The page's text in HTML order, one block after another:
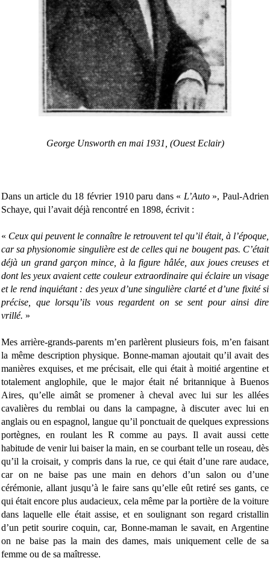
George Unsworth en mai 1931, (Ouest Eclair)
Dans un article du 18 février 1910 paru dans « L’Auto», Paul-Adrien
Schaye, qui l’avait déjà rencontré en 1898, écrivit :
« Ceux qui peuvent le connaître le retrouvent tel qu’il était, à l’époque,
car sa physionomie singulière est de celles qui ne bougent pas. C’était
déjà un grand garçon mince, à la figure hâlée, aux joues creuses et
dont les yeux avaient cette couleur extraordinaire qui éclaire un visage
et le rend inquiétant : des yeux d’une singulière clarté et d’une fixité si
précise, que lorsqu’ils vous regardent on se sent pour ainsi dire
vrillé. »
Mes arrière-grands-parents m’en parlèrent plusieurs fois, m’en faisant
la même description physique. Bonne-maman ajoutait qu’il avait des
manières exquises, et me précisait, elle qui était à moitié argentine et
totalement anglophile, que le major était né britannique à Buenos
Aires, qu’elle aimât se promener à cheval avec lui sur les allées
cavalières du remblai ou dans la campagne, à discuter avec lui en
anglais ou en espagnol, langue qu’il ponctuait de quelques expressions
portègnes, en roulant les R comme au pays. Il avait aussi cette
habitude de venir lui baiser la main, en se courbant telle un roseau, dès
qu’il la croisait, y compris dans la rue, ce qui était d’une rare audace,
car on ne baise pas une main en dehors d’un salon ou d’une
cérémonie, allant jusqu’à le faire sans qu’elle eût retiré ses gants, ce
qui était encore plus audacieux, cela même par la portière de la voiture
dans laquelle elle était assise, et en soulignant son regard cristallin
d’un petit sourire coquin, car, Bonne-maman le savait, en Argentine
on ne baise pas la main des dames, mais uniquement celle de sa
femme ou de sa maîtresse.